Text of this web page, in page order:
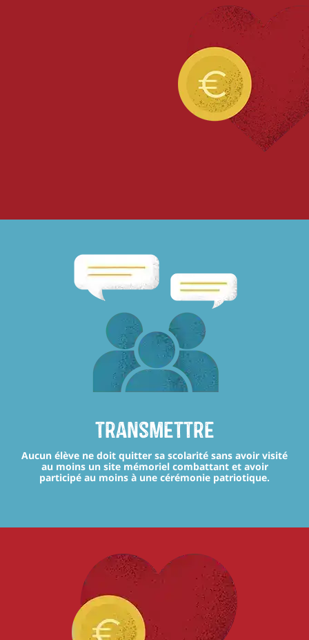
transmettre
Aucun élève ne doit quitter sa scolarité sans avoir visité
au moins un site mémoriel combattant et avoir
participé au moins à une cérémonie patriotique.